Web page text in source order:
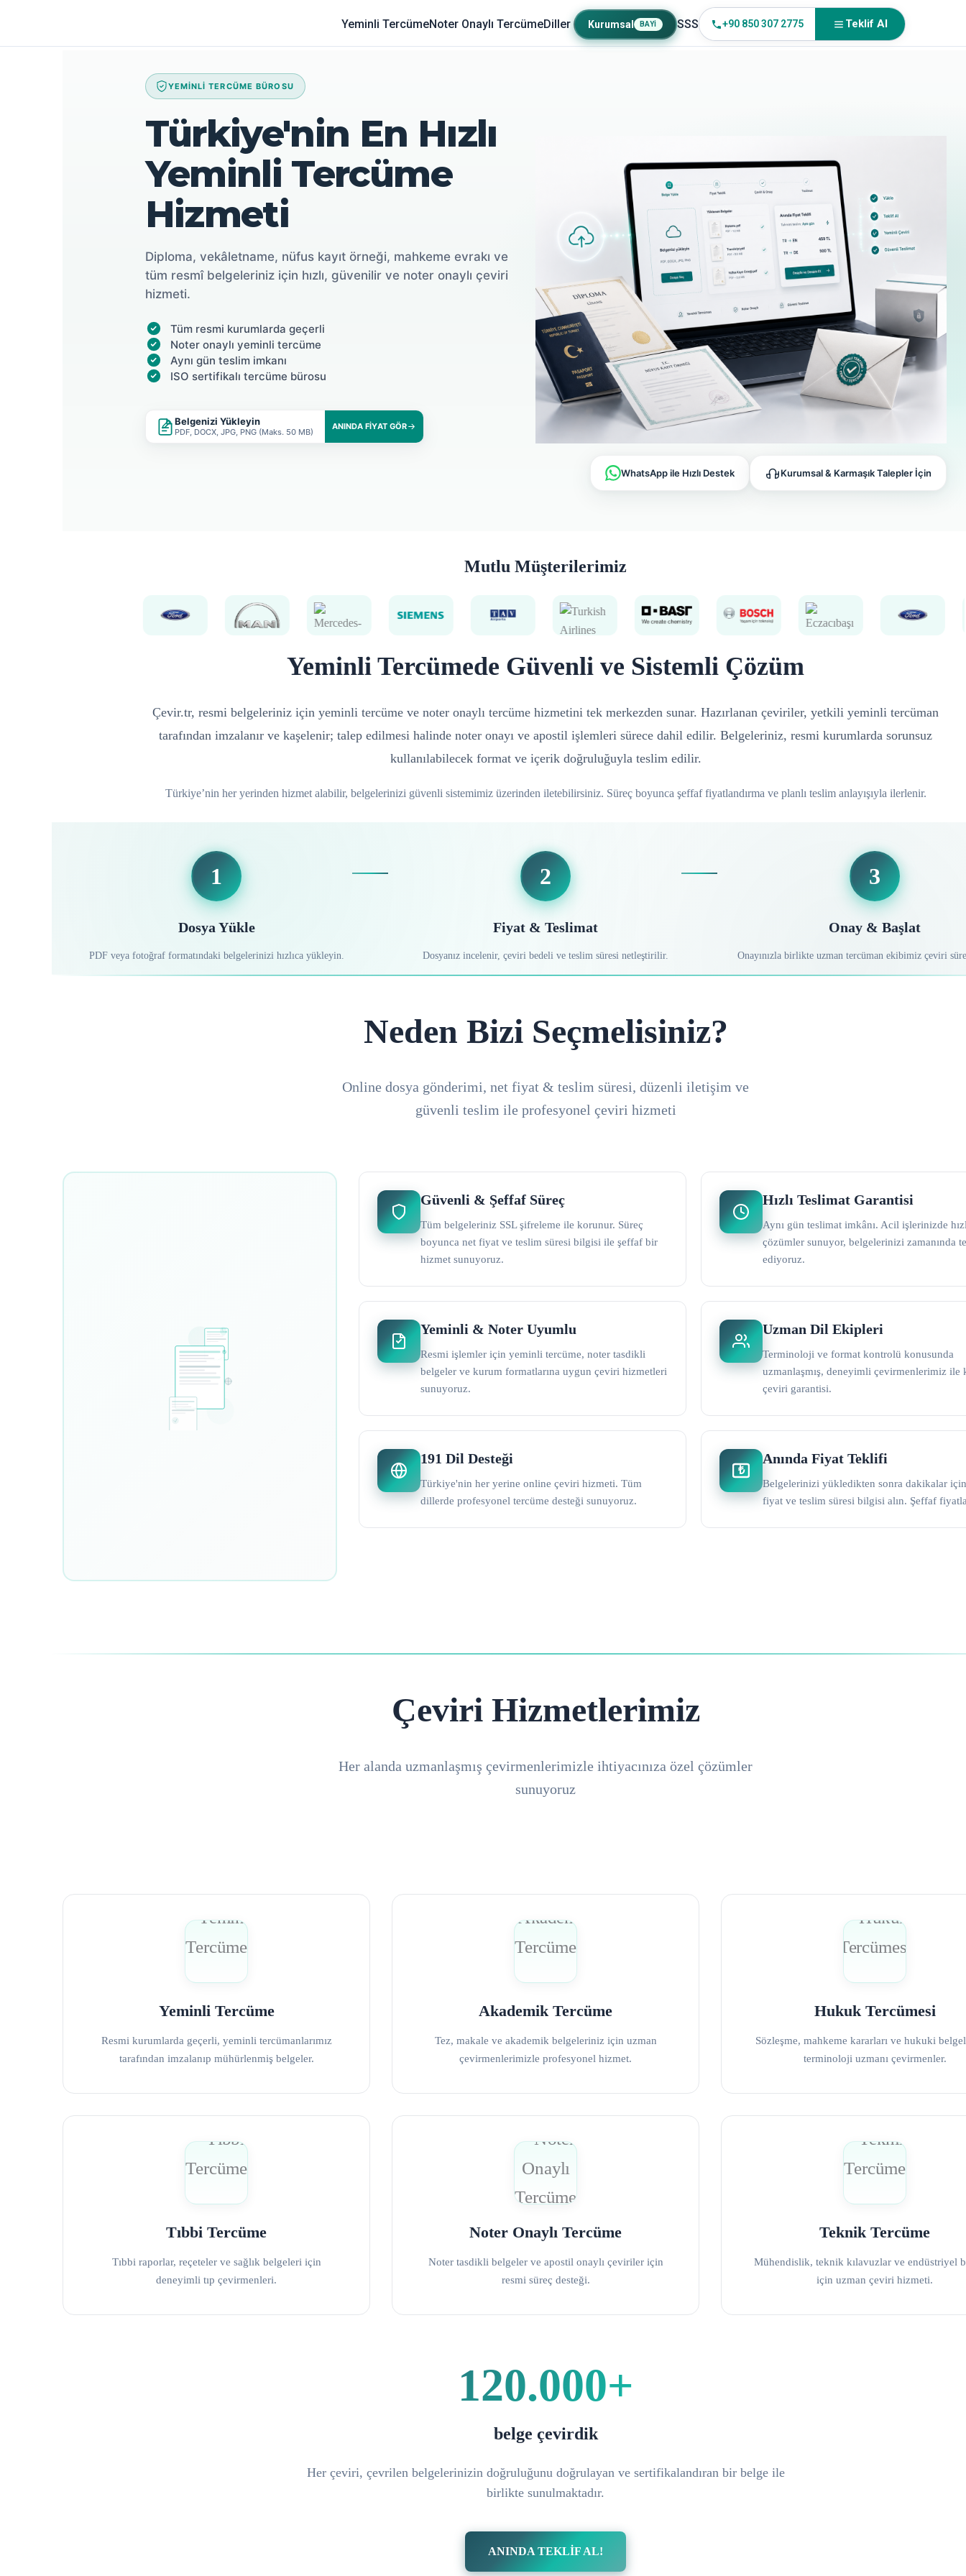
Yeminli TercümeNoter Onaylı TercümeDiller Kurumsal SSS +90 850 307 2775 Teklif Al
YEMİNLİ TERCÜME BÜROSU
Türkiye'nin En Hızlı
Yeminli Tercüme
Hizmeti
Diploma, vekâletname, nüfus kayıt örneği, mahkeme evrakı ve
tüm resmî belgeleriniz için hızlı, güvenilir ve noter onaylı çeviri
hizmeti.
Tüm resmi kurumlarda geçerli
Noter onaylı yeminli tercüme
Aynı gün teslim imkanı
ISO sertifikalı tercüme bürosu
Belgenizi Yükleyin
PDF, DOCX, JPG, PNG (Maks. 50 MB)
ANINDA FIYAT GÖR
WhatsApp ile Hızlı Destek Kurumsal & Karmaşık Talepler İçin
Mutlu Müşterilerimiz
Yeminli Tercümede Güvenli ve Sistemli Çözüm
Çevir.tr, resmi belgeleriniz için yeminli tercüme ve noter onaylı tercüme hizmetini tek merkezden sunar. Hazırlanan çeviriler, yetkili yeminli tercüman
tarafından imzalanır ve kaşelenir; talep edilmesi halinde noter onayı ve apostil işlemleri sürece dahil edilir. Belgeleriniz, resmi kurumlarda sorunsuz
kullanılabilecek format ve içerik doğruluğuyla teslim edilir.
Türkiye’nin her yerinden hizmet alabilir, belgelerinizi güvenli sistemimiz üzerinden iletebilirsiniz. Süreç boyunca şeffaf fiyatlandırma ve planlı teslim anlayışıyla ilerlenir.
1
Dosya Yükle
PDF veya fotoğraf formatındaki belgelerinizi hızlıca yükleyin.
2
Fiyat & Teslimat
Dosyanız incelenir, çeviri bedeli ve teslim süresi netleştirilir.
3
Onay & Başlat
Onayınızla birlikte uzman tercüman ekibimiz çeviri
Neden Bizi Seçmelisiniz?
Online dosya gönderimi, net fiyat & teslim süresi, düzenli iletişim ve
güvenli teslim ile profesyonel çeviri hizmeti
Güvenli & Şeffaf Süreç
Tüm belgeleriniz SSL şifreleme ile korunur. Süreç
boyunca net fiyat ve teslim süresi bilgisi ile şeffaf bir
hizmet sunuyoruz.
Hızlı Teslimat Garantisi
Aynı gün teslimat imkânı. Acil işlerinizde
çözümler sunuyor, belgelerinizi zamanında
ediyoruz.
Yeminli & Noter Uyumlu
Resmi işlemler için yeminli tercüme, noter tasdikli
belgeler ve kurum formatlarına uygun çeviri hizmetleri
sunuyoruz.
Uzman Dil Ekipleri
Terminoloji ve format kontrolü konusunda
uzmanlaşmış, deneyimli çevirmenlerimiz ile
çeviri garantisi.
191 Dil Desteği
Türkiye'nin her yerine online çeviri hizmeti. Tüm
dillerde profesyonel tercüme desteği sunuyoruz.
₺
Anında Fiyat Teklifi
Belgelerinizi yükledikten sonra dakikalar
fiyat ve teslim süresi bilgisi alın. Şeffaf
Çeviri Hizmetlerimiz
Her alanda uzmanlaşmış çevirmenlerimizle ihtiyacınıza özel çözümler
sunuyoruz
Yeminli Tercüme
Resmi kurumlarda geçerli, yeminli tercümanlarımız
tarafından imzalanıp mühürlenmiş belgeler.
Akademik Tercüme
Tez, makale ve akademik belgeleriniz için uzman
çevirmenlerimizle profesyonel hizmet.
Hukuk Tercümesi
Sözleşme, mahkeme kararları ve hukuki
terminoloji uzmanı çevirmenler.
Tıbbi Tercüme
Tıbbi raporlar, reçeteler ve sağlık belgeleri için
deneyimli tıp çevirmenleri.
Noter Onaylı Tercüme
Noter tasdikli belgeler ve apostil onaylı çeviriler için
resmi süreç desteği.
Teknik Tercüme
Mühendislik, teknik kılavuzlar ve endüstriyel
için uzman çeviri hizmeti.
120.000+
belge çevirdik
Her çeviri, çevrilen belgelerinizin doğruluğunu doğrulayan ve sertifikalandıran bir belge ile
birlikte sunulmaktadır.
ANINDA TEKLİF AL!